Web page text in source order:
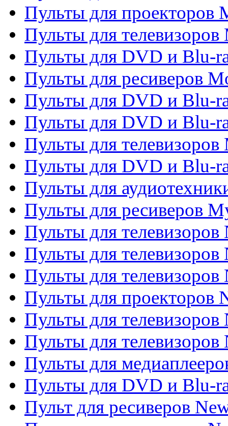
Пульты для проекторов
Пульты для
Пульты для DVD и Blu-
Пульты для ресиверов
Пульты для DVD и Blu-
Пульты для DVD и Blu-
Пульты для телевизоров
Пульты для DVD и Blu-
Пульты для
Пульты для ресиверов
Пульты для телевизоров
Пульты для телевизоров
Пульты для телевизоров
Пульты для проекторов
Пульты для телевизоров
Пульты для телевизоров
Пульты для
Пульты для DVD и Blu-
Пульт для ресиверов